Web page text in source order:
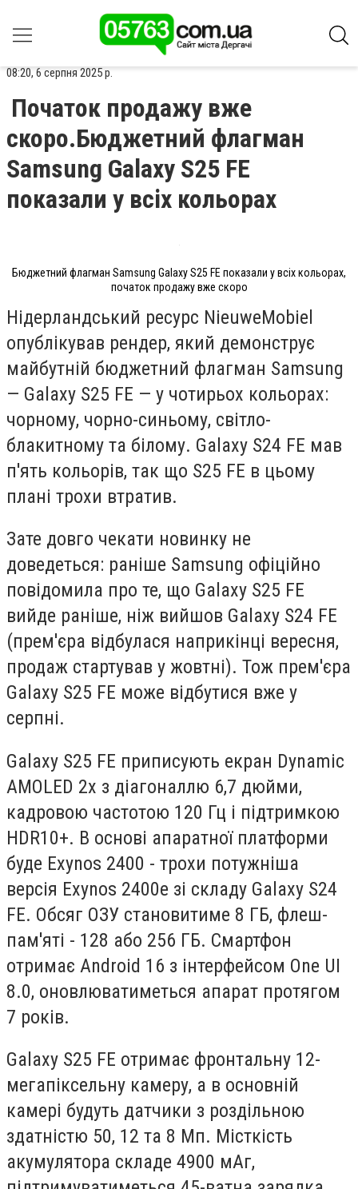
08:20, 6 серпня 2025 р.
Початок продажу вже
скоро.Бюджетний флагман
Samsung Galaxy S25 FE
показали у всіх кольорах
Бюджетний флагман Samsung Galaxy S25 FE показали у всіх кольорах,
початок продажу вже скоро
Нідерландський ресурс NieuweMobiel
опублікував рендер, який демонструє
майбутній бюджетний флагман Samsung
— Galaxy S25 FE — у чотирьох кольорах:
чорному, чорно-синьому, світло-
блакитному та білому. Galaxy S24 FE мав
п'ять кольорів, так що S25 FE в цьому
плані трохи втратив.
Зате довго чекати новинку не
доведеться: раніше Samsung офіційно
повідомила про те, що Galaxy S25 FE
вийде раніше, ніж вийшов Galaxy S24 FE
(прем'єра відбулася наприкінці вересня,
продаж стартував у жовтні). Тож прем'єра
Galaxy S25 FE може відбутися вже у
серпні.
Galaxy S25 FE приписують екран Dynamic
AMOLED 2x з діагоналлю 6,7 дюйми,
кадровою частотою 120 Гц і підтримкою
HDR10+. В основі апаратної платформи
буде Exynos 2400 - трохи потужніша
версія Exynos 2400e зі складу Galaxy S24
FE. Обсяг ОЗУ становитиме 8 ГБ, флеш-
пам'яті - 128 або 256 ГБ. Смартфон
отримає Android 16 з інтерфейсом One UI
8.0, оновлюватиметься апарат протягом
7 років.
Galaxy S25 FE отримає фронтальну 12-
мегапіксельну камеру, а в основній
камері будуть датчики з роздільною
здатністю 50, 12 та 8 Мп. Місткість
акумулятора складе 4900 мАг,